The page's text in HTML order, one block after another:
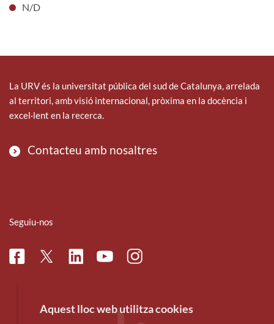
N/D
La URV és la universitat pública del sud de Catalunya, arrelada
al territori, amb visió internacional, pròxima en la docència i
excel·lent en la recerca.
Contacteu amb nosaltres
Seguiu-nos
FacebookTwitterLinkedinYoutubeInstagram
Aquest lloc web utilitza cookies